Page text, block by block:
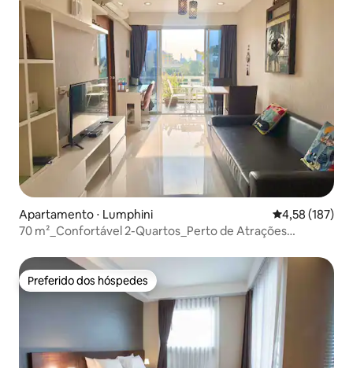
Apartamento ⋅ Lumphini 4,58 de uma
4,58 (187)
70 m²_Confortável 2-Quartos_Perto de Atrações
Preferido dos hóspedes
Preferido dos hóspedes